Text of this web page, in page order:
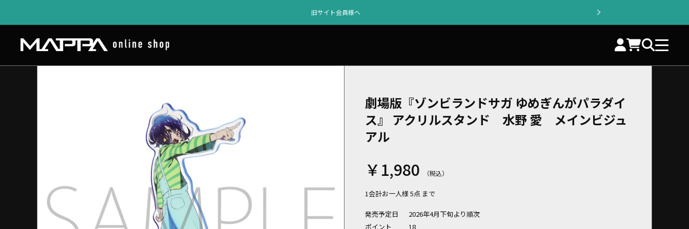
旧サイト会員様へ
劇場版『ゾンビランドサガ ゆめぎんがパラダイ
ス』 アクリルスタンド 水野 愛 メインビジュ
アル
￥1,980
1会計お一人様 5点 まで
発売予定日
2026年4月下旬より順次
ポイント
18